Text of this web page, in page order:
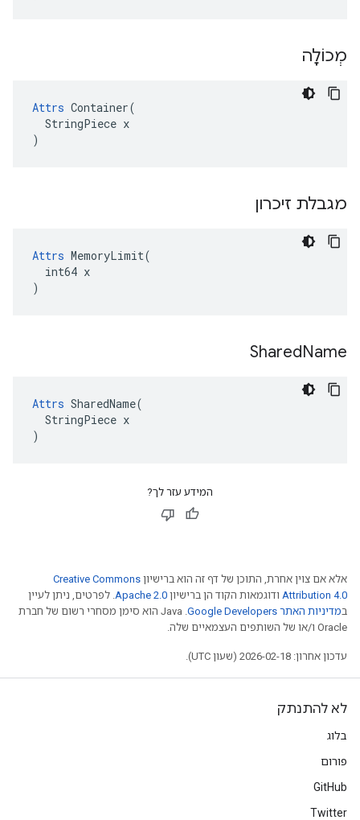
מְכוֹלָה
Attrs Container(
  StringPiece x
)
מגבלת זיכרון
Attrs MemoryLimit(
  int64 x
)
SharedName
Attrs SharedName(
  StringPiece x
)
המידע עזר לך?
אלא אם צוין אחרת, התוכן של דף זה הוא ברישיון Creative Commons
Attribution 4.0 ודוגמאות הקוד הן ברישיון Apache 2.0. לפרטים, ניתן לעיין
במדיניות האתר Google Developers‏
.‏ Java הוא סימן מסחרי רשום של חברת
Oracle ו/או של השותפים העצמאיים שלה.
עדכון אחרון: 2026-02-18 (שעון UTC).
לא להתנתק
בלוג
פורום
GitHub
Twitter